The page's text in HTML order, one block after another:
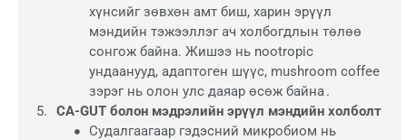
хүнсийг зөвхөн амт биш, харин эрүүл
мэндийн тэжээллэг ач холбогдлын төлөө
сонгож байна. Жишээ нь nootropic
ундаанууд, адаптоген шүүс, mushroom coffee
зэрэг нь олон улс даяар өсөж байна .
CA-GUT болон мэдрэлийн эрүүл мэндийн холболт
Судалгаагаар гэдэсний микробиом нь